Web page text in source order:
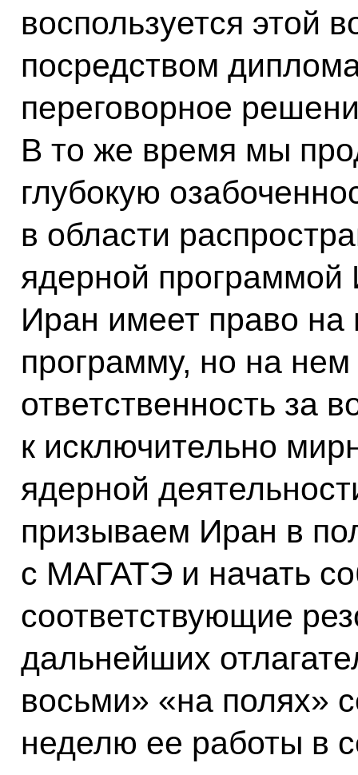
воспользуется этой
посредством
переговорное
В то же время мы
глубокую
в области
ядерной
Иран имеет право
программу, но на
ответственность за
к исключительно
ядерной
призываем Иран в
с МАГАТЭ и начать
соответствующие
дальнейших
восьми» «на полях»
неделю ее работы в